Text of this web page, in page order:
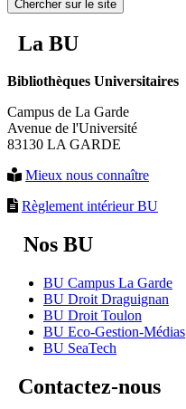
Chercher sur le site
La BU
Bibliothèques Universitaires
Campus de La Garde
Avenue de l'Université
83130 LA GARDE
Mieux nous connaître
Règlement intérieur BU
Nos BU
BU Campus La Garde
BU Droit Draguignan
BU Droit Toulon
BU Eco-Gestion-Médias
BU SeaTech
Contactez-nous